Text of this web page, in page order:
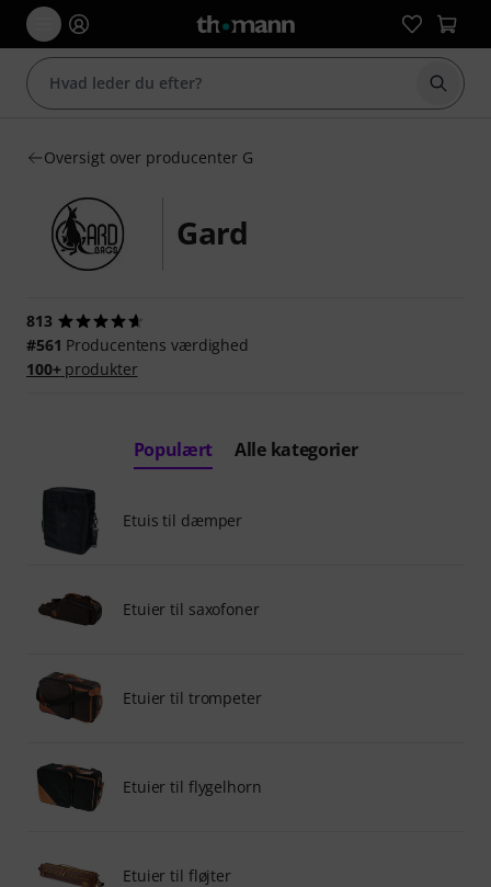
Start
Oversigt over producenter G
Gard
813
#561 Producentens værdighed
100+produkter
Populært Alle kategorier
Etuis til dæmper
Etuier til saxofoner
Etuier til trompeter
Etuier til flygelhorn
Etuier til fløjter